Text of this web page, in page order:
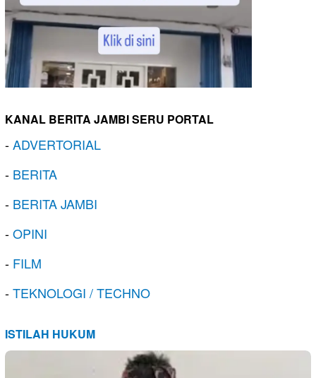
KANAL BERITA JAMBI SERU PORTAL
-ADVERTORIAL
- BERITA
- BERITA JAMBI
-OPINI
- FILM
-TEKNOLOGI / TECHNO
ISTILAH HUKUM